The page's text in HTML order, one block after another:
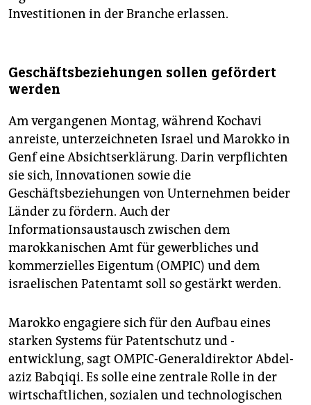
Investitionen in der Branche erlassen.
Geschäftsbeziehungen sollen gefördert
werden
Am vergangenen Montag, während Kochavi
anreiste, unterzeichneten Israel und Marokko in
Genf eine Absichtserklärung. Darin verpflichten
sie sich, Innovationen sowie die
Geschäftsbeziehungen von Unternehmen beider
Länder zu fördern. Auch der
Informationsaustausch zwischen dem
marokkanischen Amt für gewerbliches und
kommerzielles Eigentum (OMPIC) und dem
israelischen Patentamt soll so gestärkt werden.
Marokko engagiere sich für den Aufbau eines
starken Systems für Patentschutz und -
entwicklung, sagt OMPIC-Generaldirektor Abdel­
aziz Babqiqi. Es solle eine zentrale Rolle in der
wirtschaftlichen, sozialen und technologischen